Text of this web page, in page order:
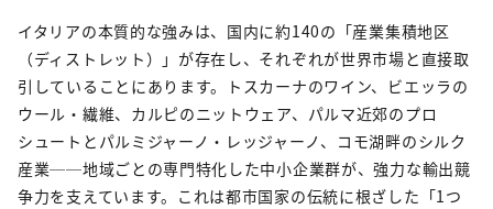
イタリアの本質的な強みは、国内に約140の「産業集積地区
（ディストレット）」が存在し、それぞれが世界市場と直接取
引していることにあります。トスカーナのワイン、ビエッラの
ウール・繊維、カルピのニットウェア、パルマ近郊のプロ
シュートとパルミジャーノ・レッジャーノ、コモ湖畔のシルク
産業──地域ごとの専門特化した中小企業群が、強力な輸出競
争力を支えています。これは都市国家の伝統に根ざした「1つ